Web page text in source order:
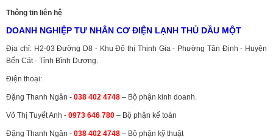
Thông tin liên hệ
DOANH NGHIỆP TƯ NHÂN CƠ ĐIỆN LẠNH THỦ DẦU MỘT
Địa chỉ: H2-03 Đường D8 - Khu Đô thị Thịnh Gia - Phường Tân Định - Huyện
Bến Cát - Tỉnh Bình Dương.
Điện thoại:
Đặng Thanh Ngân - 038 402 4748 – Bộ phận kinh doanh.
Võ Thị Tuyết Anh - 0973 646 780 – Bộ phận kế toán
Đặng Thanh Ngân - 038 402 4748 – Bộ phận kỹ thuật